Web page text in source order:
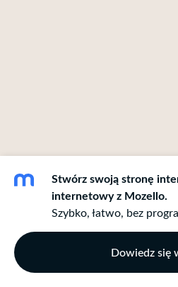
Stwórz swoją stronę
internetowy z Mozello.
Szybko, łatwo, bez
Dowiedz się